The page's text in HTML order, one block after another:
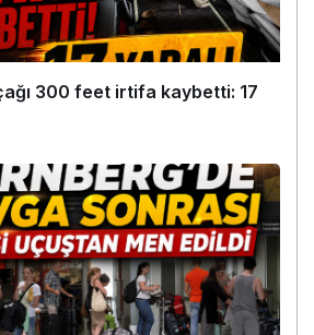
300 feet irtifa kaybetti: 17